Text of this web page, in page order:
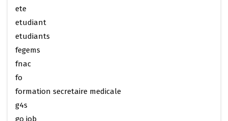
ete
etudiant
etudiants
fegems
fnac
fo
formation secretaire medicale
g4s
go job